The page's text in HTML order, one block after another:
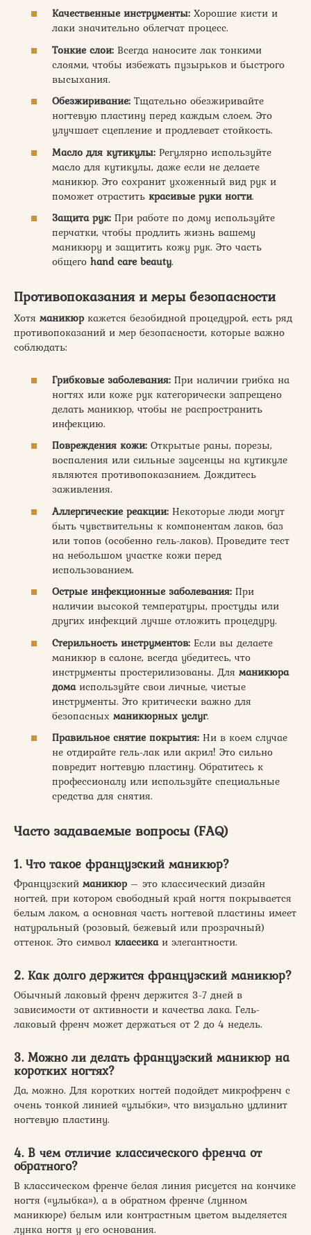
Качественные инструменты: Хорошие кисти и
лаки значительно облегчат процесс.
Тонкие слои: Всегда наносите лак тонкими
слоями, чтобы избежать пузырьков и быстрого
высыхания.
Обезжиривание: Тщательно обезжиривайте
ногтевую пластину перед каждым слоем. Это
улучшает сцепление и продлевает стойкость.
Масло для кутикулы: Регулярно используйте
масло для кутикулы, даже если не делаете
маникюр. Это сохранит ухоженный вид рук и
поможет отрастить красивые руки ногти.
Защита рук: При работе по дому используйте
перчатки, чтобы продлить жизнь вашему
маникюру и защитить кожу рук. Это часть
общего hand care beauty.
Противопоказания и меры безопасности
Хотя маникюр кажется безобидной процедурой, есть ряд
противопоказаний и мер безопасности, которые важно
соблюдать:
Грибковые заболевания: При наличии грибка на
ногтях или коже рук категорически запрещено
делать маникюр, чтобы не распространить
инфекцию.
Повреждения кожи: Открытые раны, порезы,
воспаления или сильные заусенцы на кутикуле
являются противопоказанием. Дождитесь
заживления.
Аллергические реакции: Некоторые люди могут
быть чувствительны к компонентам лаков, баз
или топов (особенно гель-лаков). Проведите тест
на небольшом участке кожи перед
использованием.
Острые инфекционные заболевания: При
наличии высокой температуры, простуды или
других инфекций лучше отложить процедуру.
Стерильность инструментов: Если вы делаете
маникюр в салоне, всегда убедитесь, что
инструменты простерилизованы. Для маникюра
домаиспользуйте свои личные, чистые
инструменты. Это критически важно для
безопасных маникюрных услуг.
Правильное снятие покрытия: Ни в коем случае
не отдирайте гель-лак или акрил! Это сильно
повредит ногтевую пластину. Обратитесь к
профессионалу или используйте специальные
средства для снятия.
Часто задаваемые вопросы (FAQ)
1. Что такое французский маникюр?
Французский маникюр – это классический дизайн
ногтей, при котором свободный край ногтя покрывается
белым лаком, а основная часть ногтевой пластины имеет
натуральный (розовый, бежевый или прозрачный)
оттенок. Это символ классикаи элегантности.
2. Как долго держится французский маникюр?
Обычный лаковый френч держится 3-7 дней в
зависимости от активности и качества лака. Гель-
лаковый френч может держаться от 2 до 4 недель.
3. Можно ли делать французский маникюр на
коротких ногтях?
Да, можно. Для коротких ногтей подойдет микрофренч с
очень тонкой линией «улыбки», что визуально удлинит
ногтевую пластину.
4. В чем отличие классического френча от
обратного?
В классическом френче белая линия рисуется на кончике
ногтя («улыбка»), а в обратном френче (лунном
маникюре) белым или контрастным цветом выделяется
лунка ногтя у его основания.